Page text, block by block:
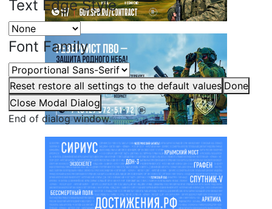
Text Edge Style
Font Family
Reset restore all settings to the default values Done
Close Modal Dialog
End of dialog window.